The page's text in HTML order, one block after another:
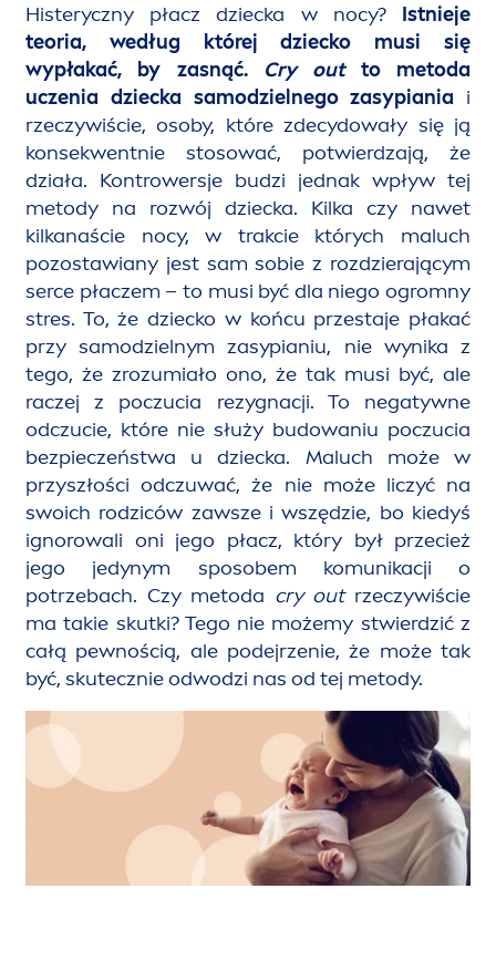
Histeryczny płacz dziecka w nocy? Istnieje
teoria, według której dziecko musi się
wypłakać, by zasnąć. Cry outto metoda
uczenia dziecka samodzielnego zasypiania i
rzeczywiście, osoby, które zdecydowały się ją
konsekwentnie stosować, potwierdzają, że
działa. Kontrowersje budzi jednak wpływ tej
metody na rozwój dziecka. Kilka czy nawet
kilkanaście nocy, w trakcie których maluch
pozostawiany jest sam sobie z rozdzierającym
serce płaczem – to musi być dla niego ogromny
stres. To, że dziecko w końcu przestaje płakać
przy samodzielnym zasypianiu, nie wynika z
tego, że zrozumiało ono, że tak musi być, ale
raczej z poczucia rezygnacji. To negatywne
odczucie, które nie służy budowaniu poczucia
bezpieczeństwa u dziecka. Maluch może w
przyszłości odczuwać, że nie może liczyć na
swoich rodziców zawsze i wszędzie, bo kiedyś
ignorowali oni jego płacz, który był przecież
jego jedynym sposobem komunikacji o
potrzebach. Czy metoda cry out rzeczywiście
ma takie skutki? Tego nie możemy stwierdzić z
całą pewnością, ale podejrzenie, że może tak
być, skutecznie odwodzi nas od tej metody.